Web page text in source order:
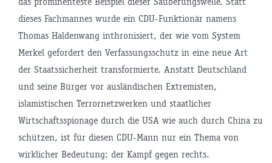
dieses Fachmannes wurde ein CDU-Funktionär namens
Thomas Haldenwang inthronisiert, der wie vom System
Merkel gefordert den Verfassungsschutz in eine neue Art
der Staatssicherheit transformierte. Anstatt Deutschland
und seine Bürger vor ausländischen Extremisten,
islamistischen Terrornetzwerken und staatlicher
Wirtschaftsspionage durch die USA wie auch durch China zu
schützen, ist für diesen CDU-Mann nur ein Thema von
wirklicher Bedeutung: der Kampf gegen rechts.